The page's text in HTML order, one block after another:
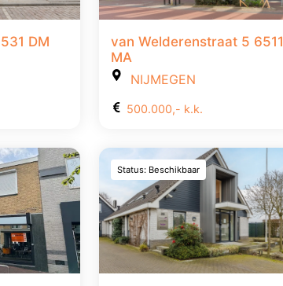
DM
van Welderenstraat 5 6511
MA
NIJMEGEN
500.000,- k.k.
Status: Beschikbaar